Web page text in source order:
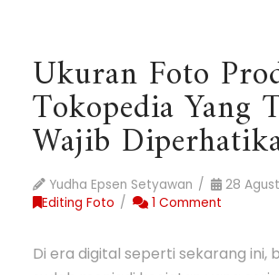
Ukuran Foto
Tokopedia Yang
Wajib
Yudha Epsen Setyawan
28
Editing Foto
1 Comment
Di era digital seperti sekarang ini,